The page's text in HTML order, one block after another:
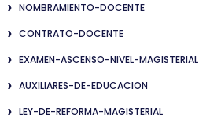
NOMBRAMIENTO-DOCENTE
CONTRATO-DOCENTE
EXAMEN-ASCENSO-NIVEL-MAGISTERIAL
AUXILIARES-DE-EDUCACION
LEY-DE-REFORMA-MAGISTERIAL